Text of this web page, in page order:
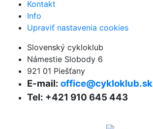
Kontakt
Info
Upraviť nastavenia cookies
Slovenský cykloklub
Námestie Slobody 6
921 01 Piešťany
E-mail: office@cykloklub.sk
Tel: +421 910 645 443